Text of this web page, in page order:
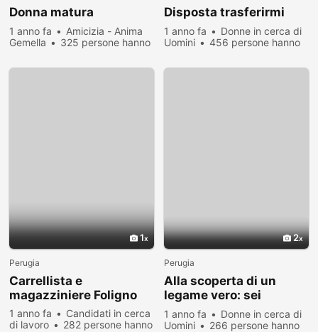
Donna matura
1 anno fa
Amicizia - Anima
Gemella
325 persone hanno
Disposta trasferirmi
1 anno fa
Donne in cerca di
Uomini
456 persone hanno
1
Perugia
Carrellista e
magazziniere Foligno
1 anno fa
Candidati in cerca
di lavoro
282 persone hanno
2
Perugia
Alla scoperta di un
legame vero: sei
pronto?
1 anno fa
Donne in cerca di
Uomini
266 persone hanno